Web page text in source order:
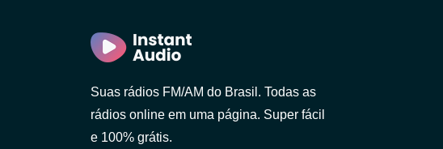
Suas rádios FM/AM do Brasil. Todas as
rádios online em uma página. Super fácil
e 100% grátis.